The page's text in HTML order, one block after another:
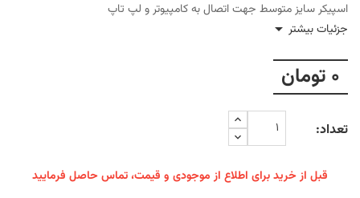
اسپیکر سایز متوسط جهت اتصال به کامپیوتر و لپ تاپ
جزئیات بیشتر 
0 تومان
تعداد:
قبل از خرید برای اطلاع از موجودی و قیمت، تماس حاصل فرمایید